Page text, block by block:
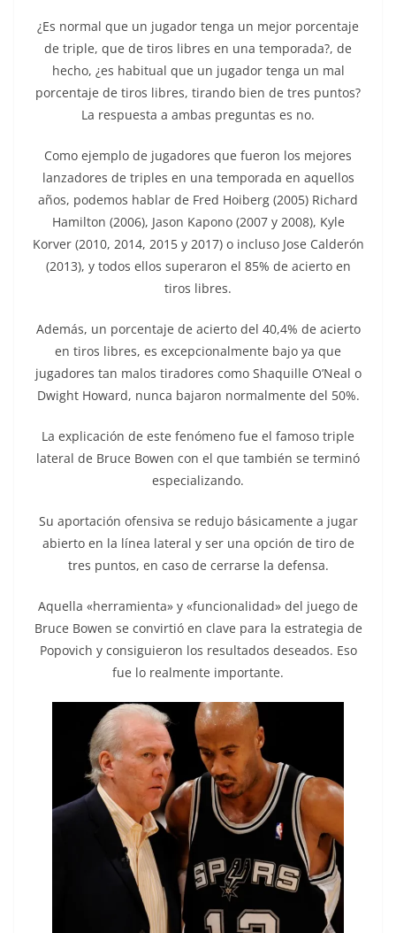
¿Es normal que un jugador tenga un mejor porcentaje
de triple, que de tiros libres en una temporada?, de
hecho, ¿es habitual que un jugador tenga un mal
porcentaje de tiros libres, tirando bien de tres puntos?
La respuesta a ambas preguntas es no.
Como ejemplo de jugadores que fueron los mejores
lanzadores de triples en una temporada en aquellos
años, podemos hablar de Fred Hoiberg (2005) Richard
Hamilton (2006), Jason Kapono (2007 y 2008), Kyle
Korver (2010, 2014, 2015 y 2017) o incluso Jose Calderón
(2013), y todos ellos superaron el 85% de acierto en
tiros libres.
Además, un porcentaje de acierto del 40,4% de acierto
en tiros libres, es excepcionalmente bajo ya que
jugadores tan malos tiradores como Shaquille O’Neal o
Dwight Howard, nunca bajaron normalmente del 50%.
La explicación de este fenómeno fue el famoso triple
lateral de Bruce Bowen con el que también se terminó
especializando.
Su aportación ofensiva se redujo básicamente a jugar
abierto en la línea lateral y ser una opción de tiro de
tres puntos, en caso de cerrarse la defensa.
Aquella «herramienta» y «funcionalidad» del juego de
Bruce Bowen se convirtió en clave para la estrategia de
Popovich y consiguieron los resultados deseados. Eso
fue lo realmente importante.